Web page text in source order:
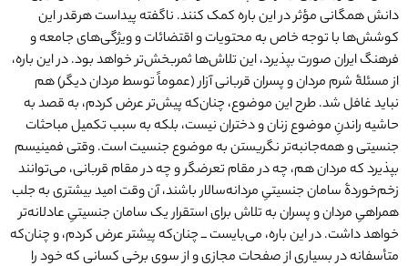
دانش همگانی مؤثر در این‌ باره کمک کنند. ناگفته پیداست هرقدر این
کوشش‌ها با توجه خاص به محتویات و اقتضائات و ویژگی‌های جامعه و
فرهنگ ایران صورت بپذیرد، این تلاش‌ها ثمربخش‌تر خواهد بود. در این باره،
از مسئلۀ‌ شرم مردان و پسران قربانی آزار (عموماً توسط مردان دیگر) هم
نباید غافل شد. طرح این موضوع، چنان‌که پیش‌تر عرض کردم، به قصد به‌
حاشیه‌ راندنِ موضوع زنان و دختران نیست، بلکه به سبب تکمیل مباحثات
جنسیتی و همه‌جانبه‌تر نگریستن به موضوع جنسیت است. وقتی فمینیسم
بپذیرد که مردان هم، چه در مقام تعرضگر و چه در مقام قربانی، می‌توانند
زخم‌خوردۀ سامان جنسیتیِ مردانه‌سالار باشند، آن‌ وقت امید بیشتری به جلب
همراهیِ مردان و پسران به تلاش برای استقرار یک سامان جنسیتیِ عادلانه‌تر
خواهد داشت. در این‌ باره، می‌بایست ــ چنان‌که پیشتر عرض کردم، و چنان‌که
متأسفانه در بسیاری از صفحات مجازی و از سوی برخی کسانی که خود را